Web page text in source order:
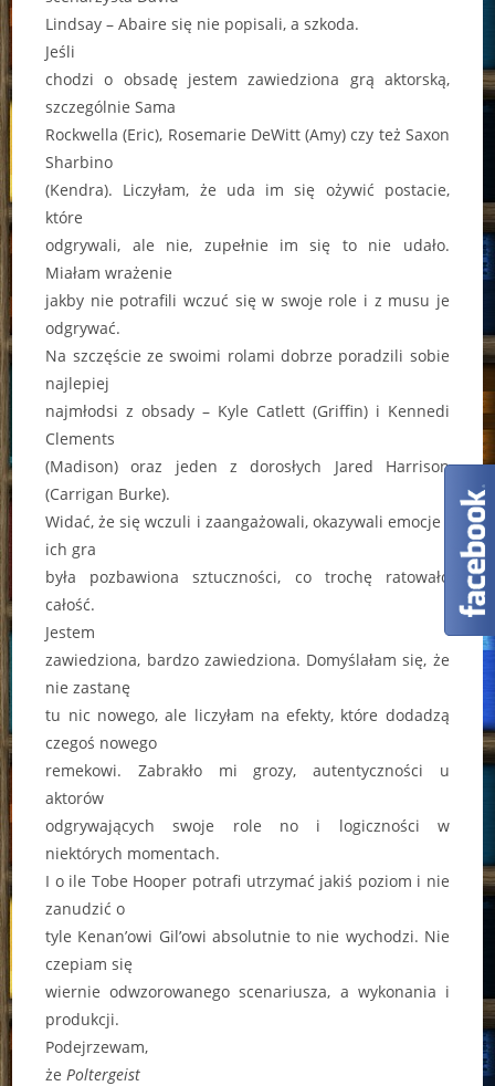
Lindsay – Abaire się nie popisali, a szkoda.
Jeśli
chodzi o obsadę jestem zawiedziona grą aktorską,
szczególnie Sama
Rockwella (Eric), Rosemarie DeWitt (Amy) czy też Saxon
Sharbino
(Kendra). Liczyłam, że uda im się ożywić postacie,
które
odgrywali, ale nie, zupełnie im się to nie udało.
Miałam wrażenie
jakby nie potrafili wczuć się w swoje role i z musu je
odgrywać.
Na szczęście ze swoimi rolami dobrze poradzili sobie
najlepiej
najmłodsi z obsady – Kyle Catlett (Griffin) i Kennedi
Clements
(Madison) oraz jeden z dorosłych Jared Harrison
(Carrigan Burke).
Widać, że się wczuli i zaangażowali, okazywali emocje i
ich gra
była pozbawiona sztuczności, co trochę ratowało
całość.
Jestem
zawiedziona, bardzo zawiedziona. Domyślałam się, że
nie zastanę
tu nic nowego, ale liczyłam na efekty, które dodadzą
czegoś nowego
remekowi. Zabrakło mi grozy, autentyczności u
aktorów
odgrywających swoje role no i logiczności w
niektórych momentach.
I o ile Tobe Hooper potrafi utrzymać jakiś poziom i nie
zanudzić o
tyle Kenan’owi Gil’owi absolutnie to nie wychodzi. Nie
czepiam się
wiernie odwzorowanego scenariusza, a wykonania i
produkcji.
Podejrzewam,
żePoltergeist